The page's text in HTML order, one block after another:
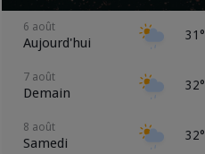
6 août
Aujourd'hui 31°
7 août
Demain 32°
8 août
Samedi 32°